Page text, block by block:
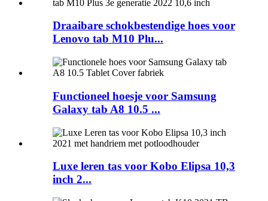
Draaibare schokbestendige hoes voor
Lenovo tab M10 Plu...
Functioneel hoesje voor Samsung
Galaxy tab A8 10.5 ...
Luxe leren tas voor Kobo Elipsa 10,3
inch 2...